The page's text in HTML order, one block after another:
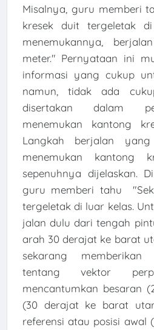
Misalnya, guru memberi
kresek duit tergeletak
menemukannya,
meter." Pernyataan ini
informasi yang cukup
namun, tidak ada
disertakan dalam
menemukan kantong
Langkah berjalan
menemukan kantong
sepenuhnya dijelaskan.
guru memberi tahu
tergeletak di luar kelas.
jalan dulu dari tengah
arah 30 derajat ke barat
sekarang memberikan
tentang vektor
mencantumkan besaran
(30 derajat ke barat
referensi atau posisi awal